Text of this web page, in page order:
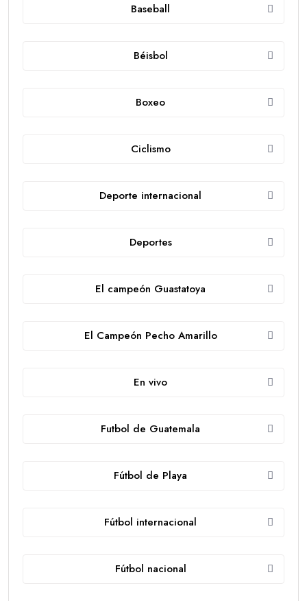
Baseball
Béisbol
Boxeo
Ciclismo
Deporte internacional
Deportes
El campeón Guastatoya
El Campeón Pecho Amarillo
En vivo
Futbol de Guatemala
Fútbol de Playa
Fútbol internacional
Fútbol nacional